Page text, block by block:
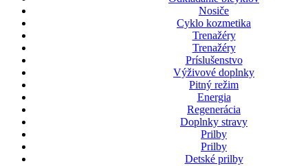
Nosiče
Cyklo kozmetika
Trenažéry
Trenažéry
Príslušenstvo
Výživové doplnky
Pitný režim
Energia
Regenerácia
Doplnky stravy
Prilby
Prilby
Detské prilby